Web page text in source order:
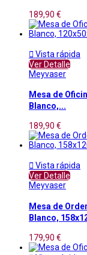
189,90 €
 Vista rápida
Ver Detalle
Meyvaser
Mesa de
Blanco,...
189,90 €
 Vista rápida
Ver Detalle
Meyvaser
Mesa de
Blanco,
179,90 €